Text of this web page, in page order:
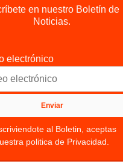
en nuestro Boletín de
Noticias.
electrónico
al Boletin, aceptas
politica de Privacidad.